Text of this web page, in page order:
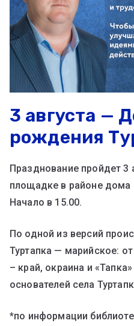
3 августа —
рождения
Празднование пройдет 3
площадке в районе
Начало в 15.00.
По одной из версий
Туртапка — марийское:
– край, окраина и
основателей села
*по информации